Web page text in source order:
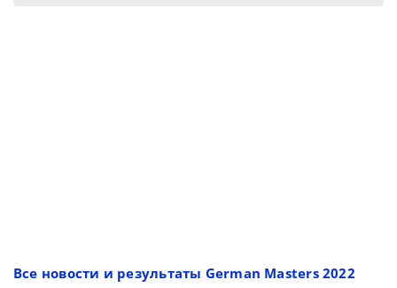
Все новости и результаты German Masters 2022